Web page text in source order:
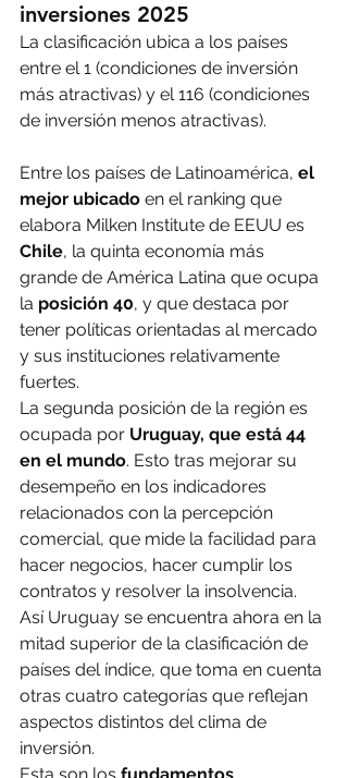
inversiones 2025
La clasificación ubica a los países
entre el 1 (condiciones de inversión
más atractivas) y el 116 (condiciones
de inversión menos atractivas).
Entre los países de Latinoamérica, el
mejor ubicado en el ranking que
elabora Milken Institute de EEUU es
Chile, la quinta economía más
grande de América Latina que ocupa
la posición 40, y que destaca por
tener políticas orientadas al mercado
y sus instituciones relativamente
fuertes.
La segunda posición de la región es
ocupada por Uruguay, que está 44
en el mundo. Esto tras mejorar su
desempeño en los indicadores
relacionados con la percepción
comercial, que mide la facilidad para
hacer negocios, hacer cumplir los
contratos y resolver la insolvencia.
Así Uruguay se encuentra ahora en la
mitad superior de la clasificación de
países del índice, que toma en cuenta
otras cuatro categorías que reflejan
aspectos distintos del clima de
inversión.